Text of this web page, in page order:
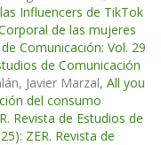
Influencers de TikTok
de las mujeres
Comunicación: Vol. 29
de Comunicación
Javier Marzal, All you
del consumo
Revista de Estudios de
ZER. Revista de